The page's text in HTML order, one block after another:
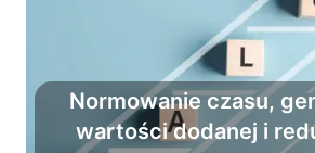
Normowanie czasu,
wartości dodanej i
Zredukuj marnotrawstwo